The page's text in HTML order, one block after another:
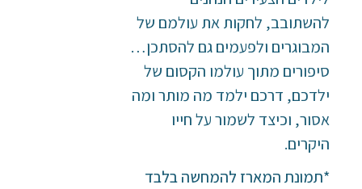
להשתובב, לחקות את עולמם של
המבוגרים ולפעמים גם להסתכן…
סיפורים מתוך עולמו הקסום של
ילדכם, דרכם ילמד מה מותר ומה
אסור, וכיצד לשמור על חייו
היקרים.
*תמונת המארז להמחשה בלבד